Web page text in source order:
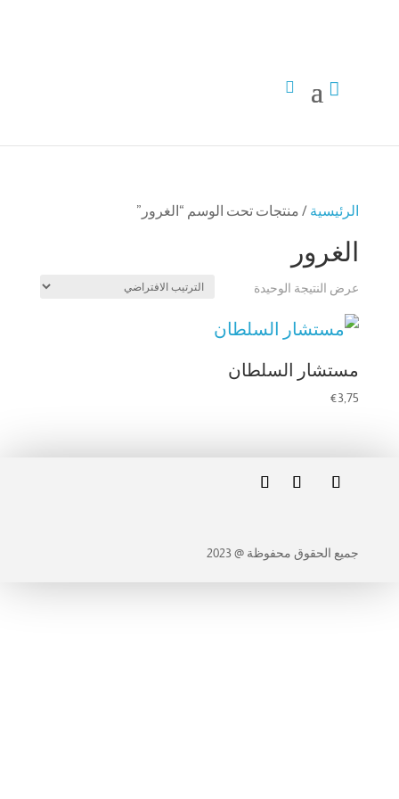


الرئيسية / منتجات تحت الوسم “الغرور”
الغرور
عرض النتيجة الوحيدة
مستشار السلطان
€3,75
جميع الحقوق محفوظة @ 2023